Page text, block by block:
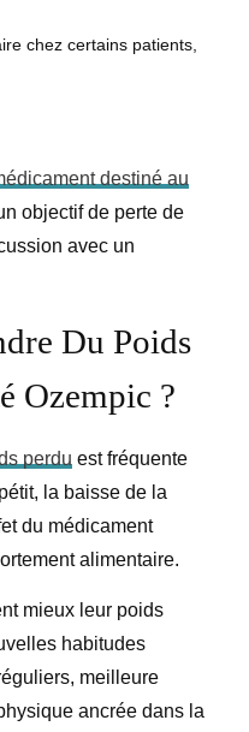
chez certains patients,
destiné au
objectif de perte de
avec un
Du Poids
Ozempic ?
perdu est fréquente
la baisse de la
du médicament
alimentaire.
mieux leur poids
habitudes
meilleure
ancrée dans la